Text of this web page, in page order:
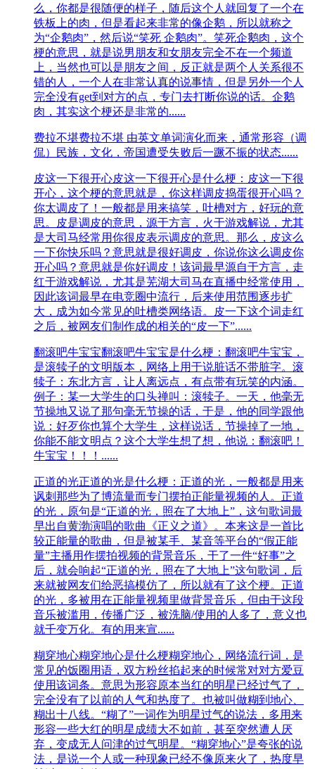
么，你都是很随便的样子，随后这个人就回复了一个在
铁板上的肉，但是看起来非常的像企鹅，所以就称之
为“企鹅肉”，然后说“笑死 企鹅肉”。笑死企鹅肉，这个
梗的意思，就是说男朋友和女朋友完全不在一个频道
上，当然也可以是朋友之间，反正就是两个人关系很不
错的人，一个人在非常认真的说事情，但是另外一个人
完全没有get到对方的点，专门去打断你说的话。企鹅
肉，其实这个梗还是非常的......
费拉不堪费拉不堪 由英文单词演化而来，通常形容（调
侃）民族，文化，帝国遭受失败后一蹶不振的状态......
皮这一下很开心皮这一下很开心是什么梗：皮这一下很
开心，这个梗的意思就是，你这样调皮捣蛋很开心吗？
你太调皮了！一般都是用来搞笑，吐槽对方，好玩的意
思。皮是调皮的意思，源于方言，火于游戏解说，尤其
是大司马经常用你很皮表示调皮的意思。那么，皮这么
一下你快乐吗？意思就是很好调皮，你说你这么调皮你
开心吗？意思就是你好调皮！该词最早源自于方言，走
红于游戏解说，尤其是芜湖大司马在直播中经常使用，
因此该词最早在电竞圈中流行，后来使用范围逐步扩
大，成为如今常见的吐槽类网络语。皮一下这个词走红
之后，被网友们制作成的相关的“皮一下”......
翻滚吧牛宝宝翻滚吧牛宝宝是什么梗：翻滚吧牛宝宝，
是滚犊子的文明版本，网络上用于说脏话不带脏字。滚
犊子：东北方言，让人离远点，有点带有玩笑的内涵。
例子：某一大学生的口头禅叫：滚犊子。一天，他毫无
节操地又说了那句毫无节操的话，于是，他的同学跟他
说：好歹你也算个大学生，这样说话，节操掉了一地，
你能不能文明点？这个大学生想了想，他说：翻滚吧！
牛宝宝！！！......
​正道的光正道的光是什么梗：正道的光，一般都是用来
讽刺那些为了博流量而专门摆拍正能量视频的人。正道
的光，原句是“正道的光，照在了大地上”，这句歌词最
早出自黄渤演唱的歌曲《正义之道》。本来这是一首比
较正能量的歌曲，但是被某手、某音等平台的“假正能
量”主播用作摆拍视频的背景音乐，干了一件“好事”之
后，就会响起“正道的光，照在了大地上”这句歌词，后
来就被网友们给恶搞模仿了，所以就有了这个梗。正道
的光，多被用在正能量视频里做背景音乐，但由于这段
音乐被滥用，传播广泛，被洗脑/使用的人多了，意义也
就千变万化。有的用来宣......
糊穿地心糊穿地心是什么梗糊穿地心，网络流行词，是
常见的饭圈用语，双方粉丝掐起来的时候常对对方爱豆
使用该词条。意思为形容原本当红的明星已经过气了，
完全没有了以前的人气和热度了。也被叫做糊到地心、
糊出十八线。“糊了”一词作为明星过气的说法，多用来
形容一些大红的明星成绩大不如前，甚至突然遭人厌
弃，变成无人问津的过气明星。“糊穿地心”是夸张的说
法，是说一个人或一种现象已经不像原来火了，热度早